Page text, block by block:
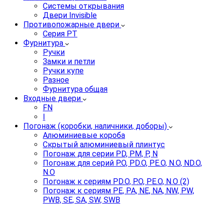
Системы открывания
Двери Invisible
Противопожарные двери
Серия PT
Фурнитура
Ручки
Замки и петли
Ручки купе
Разное
Фурнитура общая
Входные двери
FN
I
Погонаж (коробки, наличники, доборы)
Алюминиевые короба
Скрытый алюминиевый плинтус
Погонаж для серии PD, PM, P, N
Погонаж для серий P.O, PD.O, PE.O, N.O, ND.O,
N.O
Погонаж к сериям PD.O, P.O, PE.O, N.O (2)
Погонаж к сериям PE, PA, NE, NA, NW, PW,
PWB, SE, SA, SW, SWB